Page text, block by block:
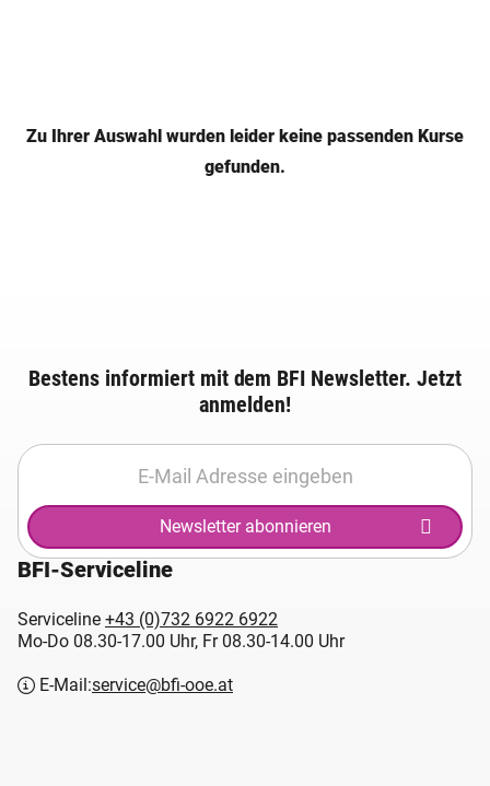
Zu Ihrer Auswahl wurden leider keine passenden Kurse
gefunden.
Bestens informiert mit dem BFI Newsletter. Jetzt
anmelden!
Newsletter abonnieren
BFI-Serviceline
Serviceline +43 (0)732 6922 6922
Mo-Do 08.30-17.00 Uhr, Fr 08.30-14.00 Uhr
E-Mail:service@bfi-ooe.at